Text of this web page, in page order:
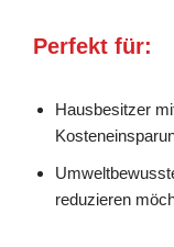
Perfekt für:
Hausbesitzer
reduzieren